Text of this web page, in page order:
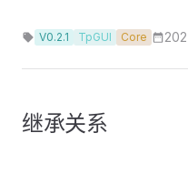
V0.2.1 TpGUI Core
继承关系